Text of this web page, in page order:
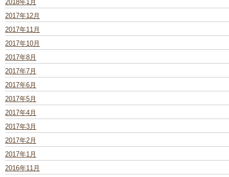
2018年1月
2017年12月
2017年11月
2017年10月
2017年8月
2017年7月
2017年6月
2017年5月
2017年4月
2017年3月
2017年2月
2017年1月
2016年11月